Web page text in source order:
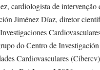
cardiologista de intervenção
Jiménez Díaz, diretor
do Centro de
Cardiovasculares